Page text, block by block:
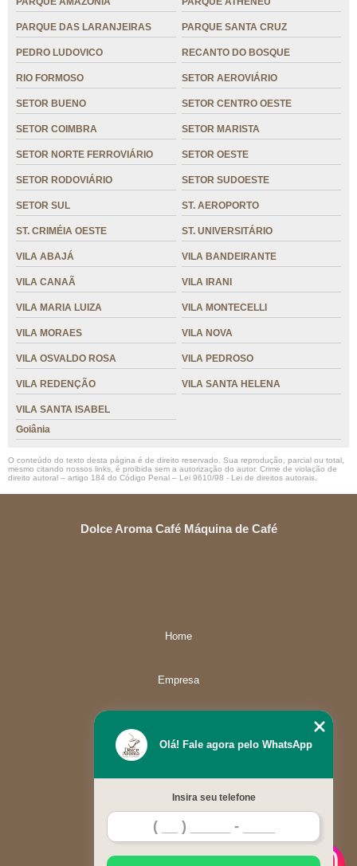
PARQUE DAS LARANJEIRAS PARQUE SANTA CRUZ
PEDRO LUDOVICO RECANTO DO BOSQUE
RIO FORMOSO SETOR AEROVIÁRIO
SETOR BUENO SETOR CENTRO OESTE
SETOR COIMBRA SETOR MARISTA
SETOR NORTE FERROVIÁRIO SETOR OESTE
SETOR RODOVIÁRIO SETOR SUDOESTE
SETOR SUL ST. AEROPORTO
ST. CRIMÉIA OESTE ST. UNIVERSITÁRIO
VILA ABAJÁ VILA BANDEIRANTE
VILA CANAÃ VILA IRANI
VILA MARIA LUIZA VILA MONTECELLI
VILA MORAES VILA NOVA
VILA OSVALDO ROSA VILA PEDROSO
VILA REDENÇÃO VILA SANTA HELENA
VILA SANTA ISABEL
Goiânia
O conteúdo do texto desta página é de direito reservado. Sua reprodução, parcial ou total,
mesmo citando nossos links, é proibida sem a autorização do autor. Crime de violação de
direito autoral – artigo 184 do Código Penal – Lei 9610/98 - Lei de direitos autorais
Dolce Aroma Café Máquina de Café
Home
Empresa
Contato
Mapa do site
Olá! Fale agora pelo WhatsApp
Insira seu telefone